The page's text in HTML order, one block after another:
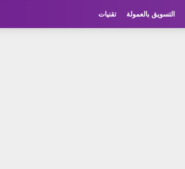
التسويق بالعمولة تقنيات